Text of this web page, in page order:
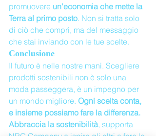
promuovere un'economia che mette la
Terra al primo posto. Non si tratta solo
di ciò che compri, ma del messaggio
che stai inviando con le tue scelte.
Conclusione
Il futuro è nelle nostre mani. Scegliere
prodotti sostenibili non è solo una
moda passeggera, è un impegno per
un mondo migliore. Ogni scelta conta,
e insieme possiamo fare la differenza.
Abbraccia la sostenibilità, supporta